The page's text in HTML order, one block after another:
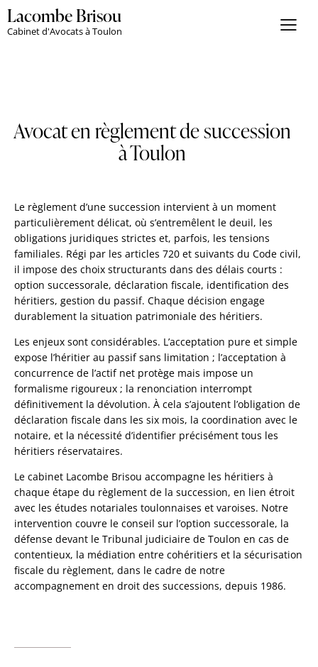
Lacombe Brisou
Cabinet d'Avocats à Toulon
Avocat en règlement de succession
à Toulon
Le règlement d’une succession intervient à un moment
particulièrement délicat, où s’entremêlent le deuil, les
obligations juridiques strictes et, parfois, les tensions
familiales. Régi par les articles 720 et suivants du Code civil,
il impose des choix structurants dans des délais courts :
option successorale, déclaration fiscale, identification des
héritiers, gestion du passif. Chaque décision engage
durablement la situation patrimoniale des héritiers.
Les enjeux sont considérables. L’acceptation pure et simple
expose l’héritier au passif sans limitation ; l’acceptation à
concurrence de l’actif net protège mais impose un
formalisme rigoureux ; la renonciation interrompt
définitivement la dévolution. À cela s’ajoutent l’obligation de
déclaration fiscale dans les six mois, la coordination avec le
notaire, et la nécessité d’identifier précisément tous les
héritiers réservataires.
Le cabinet Lacombe Brisou accompagne les héritiers à
chaque étape du règlement de la succession, en lien étroit
avec les études notariales toulonnaises et varoises. Notre
intervention couvre le conseil sur l’option successorale, la
défense devant le Tribunal judiciaire de Toulon en cas de
contentieux, la médiation entre cohéritiers et la sécurisation
fiscale du règlement, dans le cadre de notre
accompagnement en droit des successions, depuis 1986.